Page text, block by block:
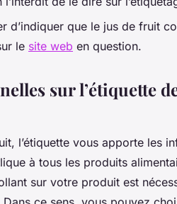
d’indiquer que le jus de fruit
le site web en question.
sur l’étiquette
l’étiquette vous apporte les
à tous les produits
sur votre produit est